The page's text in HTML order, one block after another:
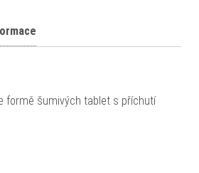
formě šumivých tablet s příchutí